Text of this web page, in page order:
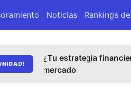
Noticias Rankings
¿Tu estrategia
mercado